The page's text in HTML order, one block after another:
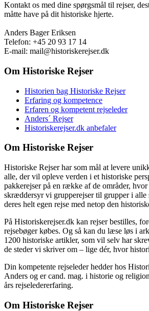
Kontakt os med dine spørgsmål til rejser,
måtte have på dit historiske hjerte.
Anders Bager Eriksen
Telefon: +45 20 93 17 14
E-mail: mail@historiskerejser.dk
Om Historiske Rejser
Historien bag Historiske Rejser
Erfaring og kompetence
Erfaren og kompetent rejseleder
Anders´ Rejser
Historiskerejser.dk anbefaler
Om Historiske Rejser
Historiske Rejser har som mål at levere
alle, der vil opleve verden i et historiske
pakkerejser på en række af de områder,
skræddersyr vi grupperejser til grupper i alle
deres helt egen rejse med netop den
På Historiskerejser.dk kan rejser bestilles,
rejsebøger købes. Og så kan du læse løs i
1200 historiske artikler, som vil selv har
de steder vi skriver om – lige dér, hvor
Din kompetente rejseleder hedder hos
Anders og er cand. mag. i historie og
års rejseledererfaring.
Om Historiske Rejser